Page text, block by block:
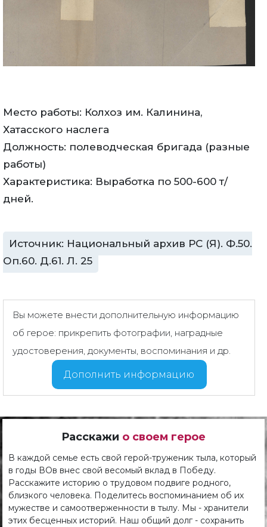
Место работы: Колхоз им. Калинина,
Хатасского наслега
Должность: полеводческая бригада (разные
работы)
Характеристика: Выработка по 500-600 т/
дней.
Источник: Национальный архив РС (Я). Ф.50.
Оп.60. Д.61. Л. 25
Вы можете внести дополнительную информацию
об герое: прикрепить фотографии, наградные
удостоверения, документы, воспоминания и др.
Дополнить информацию
Расскажи о своем герое
В каждой семье есть свой герой-труженик тыла, который
в годы ВОв внес свой весомый вклад в Победу.
Расскажите историю о трудовом подвиге родного,
близкого человека. Поделитесь воспоминанием об их
мужестве и самоотверженности в тылу. Мы - хранители
этих бесценных историй. Наш общий долг - сохранить